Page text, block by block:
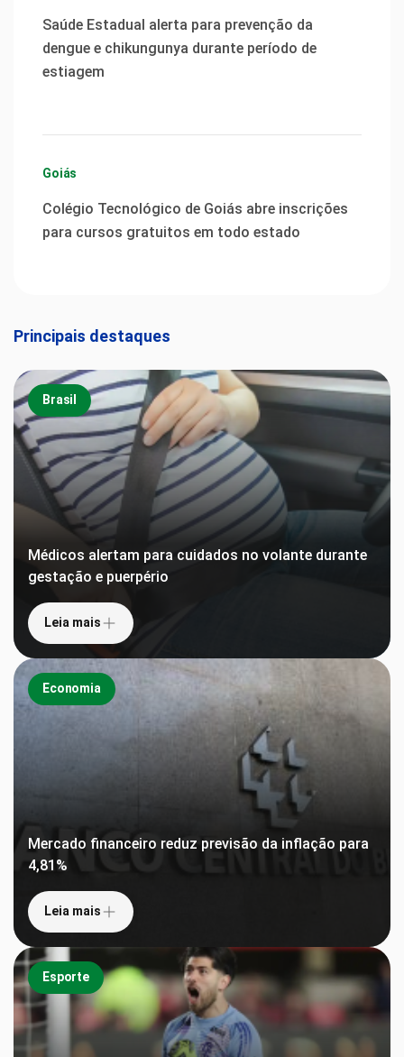
Saúde Estadual alerta para prevenção da
dengue e chikungunya durante período de
estiagem
Goiás
Colégio Tecnológico de Goiás abre inscrições
para cursos gratuitos em todo estado
Principais destaques
Brasil
Médicos alertam para cuidados no volante durante
gestação e puerpério
Leia mais
Economia
Mercado financeiro reduz previsão da inflação para
4,81%
Leia mais
Esporte